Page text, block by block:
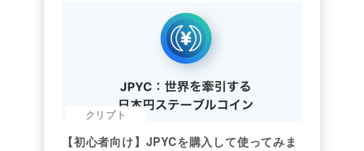
クリプト
【初心者向け】JPYCを購入して使ってみま